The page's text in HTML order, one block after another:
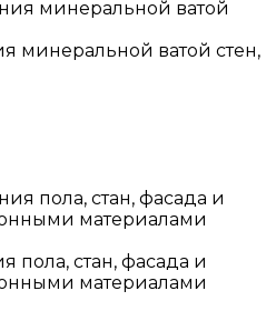
минеральной ватой стен,
пола, стан, фасада и
материалами